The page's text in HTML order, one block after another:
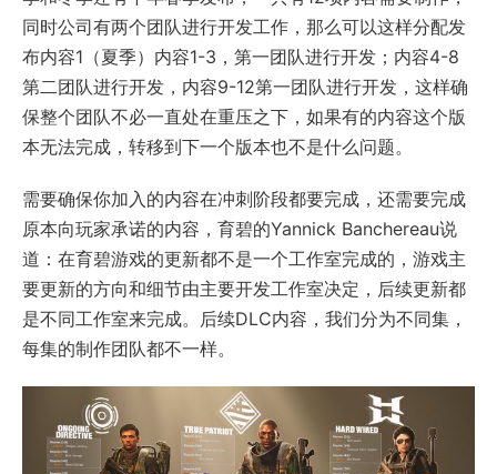
同时公司有两个团队进行开发工作，那么可以这样分配发
布内容1（夏季）内容1-3，第一团队进行开发；内容4-8
第二团队进行开发，内容9-12第一团队进行开发，这样确
保整个团队不必一直处在重压之下，如果有的内容这个版
本无法完成，转移到下一个版本也不是什么问题。
需要确保你加入的内容在冲刺阶段都要完成，还需要完成
原本向玩家承诺的内容，育碧的Yannick Banchereau说
道：在育碧游戏的更新都不是一个工作室完成的，游戏主
要更新的方向和细节由主要开发工作室决定，后续更新都
是不同工作室来完成。后续DLC内容，我们分为不同集，
每集的制作团队都不一样。